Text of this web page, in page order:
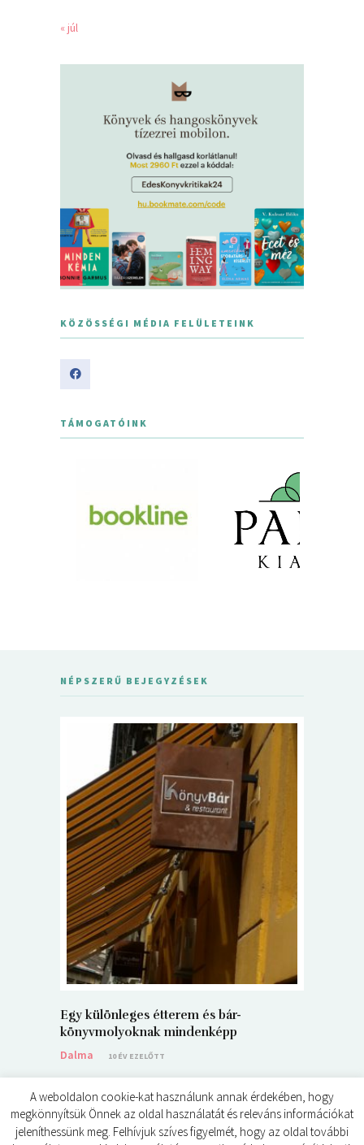
« júl
KÖZÖSSÉGI MÉDIA FELÜLETEINK
TÁMOGATÓINK
NÉPSZERŰ BEJEGYZÉSEK
Egy különleges étterem és bár-
könyvmolyoknak mindenképp
Dalma
10 ÉV EZELŐTT
A weboldalon cookie-kat használunk annak érdekében, hogy
megkönnyítsük Önnek az oldal használatát és releváns információkat
jeleníthessünk meg. Felhívjuk szíves figyelmét, hogy az oldal további